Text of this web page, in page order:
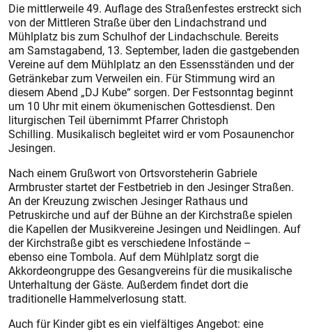
Die mittlerweile 49. Auflage des Straßenfestes erstreckt sich
von der Mittleren Straße über den Lindachstrand und
Mühlplatz bis zum Schulhof der Lindachschule. Bereits
am Samstagabend, 13. September, laden die gastgebenden
Vereine auf dem Mühlplatz an den Essensständen und der
Getränkebar zum Verweilen ein. Für Stimmung wird an
diesem Abend „DJ Kube“ sorgen. Der Festsonntag beginnt
um 10 Uhr mit einem ökumenischen Gottesdienst. Den
liturgischen Teil übernimmt Pfarrer Christoph
Schilling. Musikalisch begleitet wird er vom Posaunenchor
Jesingen.
Nach einem Grußwort von Ortsvorsteherin Gabriele
Armbruster startet der Festbetrieb in den Jesinger Straßen.
An der Kreuzung zwischen Jesinger Rathaus und
Petruskirche und auf der Bühne an der Kirchstraße spielen
die Kapellen der Musikvereine Jesingen und Neidlingen. Auf
der Kirchstraße gibt es verschiedene Infostände –
ebenso eine Tombola. Auf dem Mühlplatz sorgt die
Akkordeongruppe des Gesangvereins für die musikalische
Unterhaltung der Gäste. Außerdem findet dort die
traditionelle Hammelverlosung statt.
Auch für Kinder gibt es ein vielfältiges Angebot: eine